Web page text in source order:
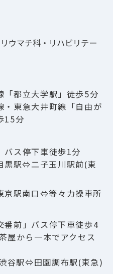
ウマチ科・リハビリテー
「都立大学駅」徒歩5分
・東急大井町線「自由が
15分
バス停下車徒歩1分
黒駅⇔二子玉川駅前(東
京駅南口⇔等々力操車所
番前」バス停下車徒歩4
屋から一本でアクセス
谷駅⇔田園調布駅(東急)